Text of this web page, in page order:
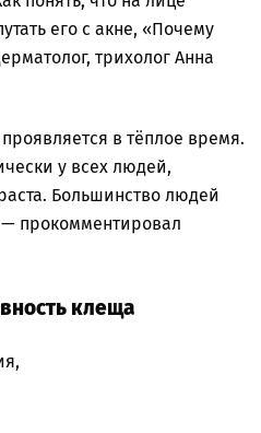
его с акне, «Почему
трихолог Анна
в тёплое время.
у всех людей,
Большинство людей
— прокомментировал
клеща